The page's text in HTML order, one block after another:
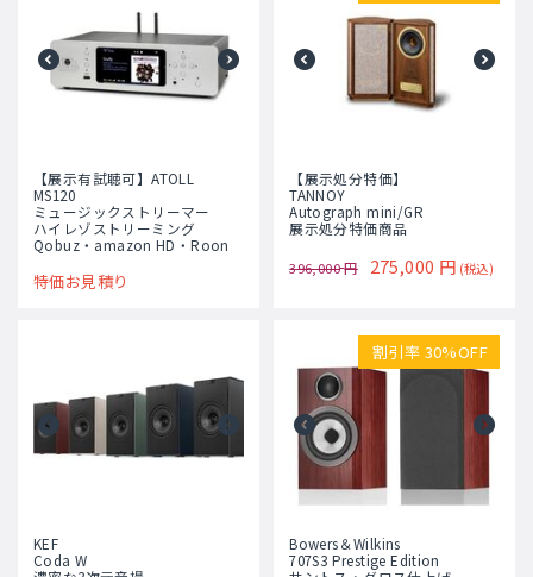
【展示有試聴可】ATOLL
MS120
ミュージックストリーマー
ハイレゾストリーミング
Qobuz・amazon HD・Roon
特価お見積り
【展示処分特価】
TANNOY
Autograph mini/GR
展示処分特価商品
396,000 円 275,000 円 (税込)
KEF
Coda W
割引率 30%OFF
Bowers＆Wilkins
707S3 Prestige Edition